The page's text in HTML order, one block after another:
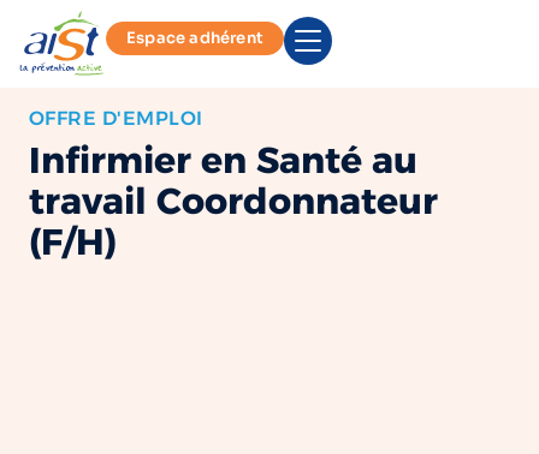
Espace adhérent
OFFRE D'EMPLOI
Infirmier en Santé au
travail Coordonnateur
(F/H)